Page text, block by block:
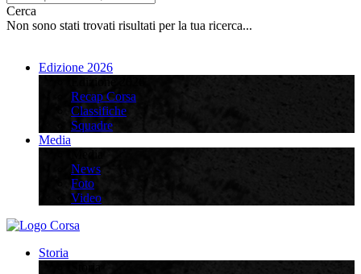
Cerca
Non sono stati trovati risultati per la tua ricerca...
Edizione 2026
Recap Corsa
Classifiche
Squadre
Media
News
Foto
Video
Storia